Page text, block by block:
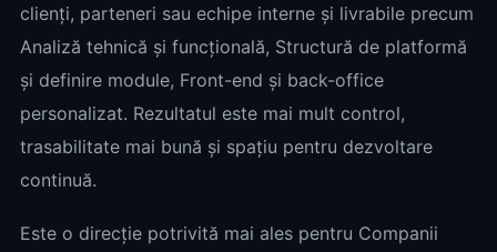
clienți, parteneri sau echipe interne și livrabile precum
Analiză tehnică și funcțională, Structură de platformă
și definire module, Front-end și back-office
personalizat. Rezultatul este mai mult control,
trasabilitate mai bună și spațiu pentru dezvoltare
continuă.
Este o direcție potrivită mai ales pentru Companii